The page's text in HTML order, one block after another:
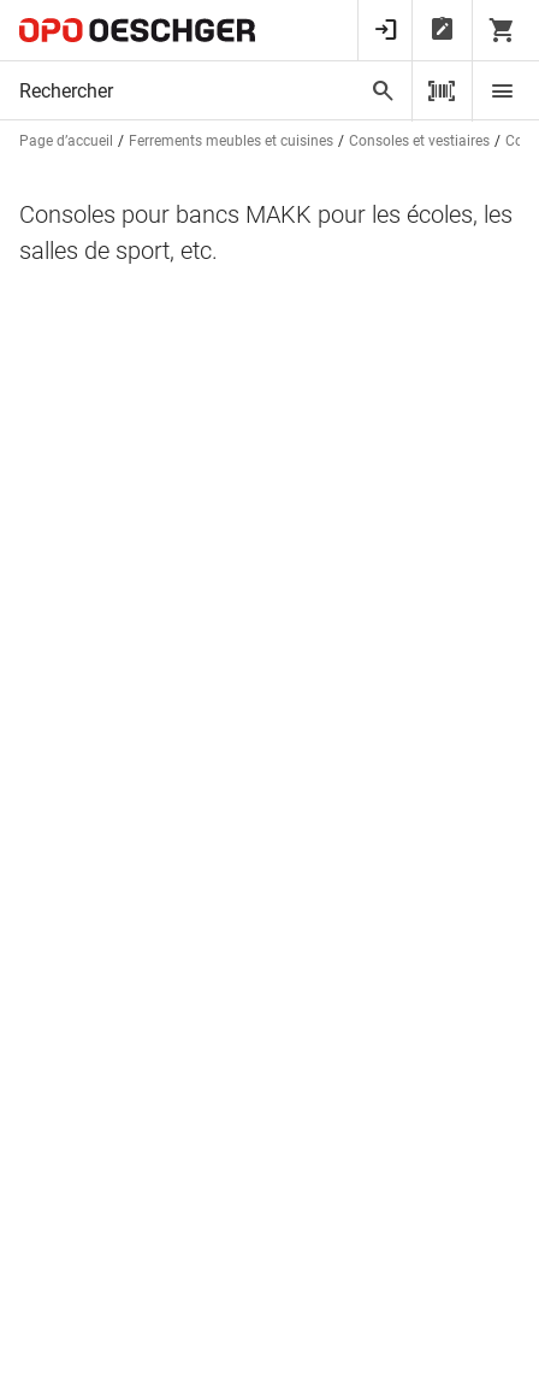
Page d’accueil Ferrements meubles et cuisines Consoles et vestiaires
Consoles pour bancs MAKK pour les écoles, les
salles de sport, etc.